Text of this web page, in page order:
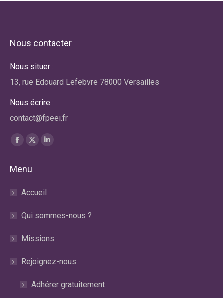
Nous contacter
Nous situer :
13, rue Edouard Lefebvre 78000 Versailles
Nous écrire :
contact@fpeei.fr
Trouvez nous sur :
La
Facebook
dans
une
fenêtre
La
X
dans
une
fenêtre
La
fenêtre
Menu
Accueil
Qui sommes-nous ?
Missions
Rejoignez-nous
Adhérer gratuitement